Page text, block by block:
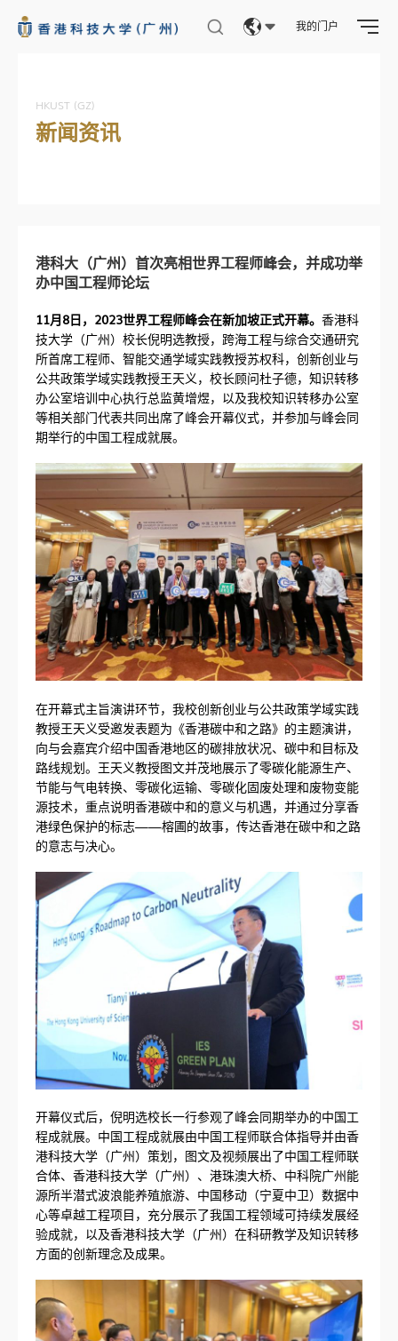
我的门户
HKUST (GZ)
新闻资讯
港科大（广州）首次亮相世界工程师峰会，并成功举
办中国工程师论坛
11月8日，2023世界工程师峰会在新加坡正式开幕。 香港科
技大学（广州）校长倪明选教授，跨海工程与综合交通研究
所首席工程师、智能交通学域实践教授苏权科，创新创业与
公共政策学域实践教授王天义，校长顾问杜子德，知识转移
办公室培训中心执行总监黄增煜，以及我校知识转移办公室
等相关部门代表共同出席了峰会开幕仪式，并参加与峰会同
期举行的中国工程成就展。
在开幕式主旨演讲环节，我校创新创业与公共政策学域实践
教授王天义受邀发表题为《香港碳中和之路》的主题演讲，
向与会嘉宾介绍中国香港地区的碳排放状况、碳中和目标及
路线规划。王天义教授图文并茂地展示了零碳化能源生产、
节能与气电转换、零碳化运输、零碳化固废处理和废物变能
源技术，重点说明香港碳中和的意义与机遇，并通过分享香
港绿色保护的标志——榕圃的故事，传达香港在碳中和之路
的意志与决心。
开幕仪式后，倪明选校长一行参观了峰会同期举办的中国工
程成就展。中国工程成就展由中国工程师联合体指导并由香
港科技大学（广州）策划，图文及视频展出了中国工程师联
合体、香港科技大学（广州）、港珠澳大桥、中科院广州能
源所半潜式波浪能养殖旅游、中国移动（宁夏中卫）数据中
心等卓越工程项目，充分展示了我国工程领域可持续发展经
验成就，以及香港科技大学（广州）在科研教学及知识转移
方面的创新理念及成果。